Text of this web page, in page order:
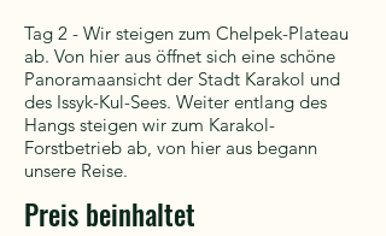
Tag 2 - Wir steigen zum Chelpek-Plateau
ab. Von hier aus öffnet sich eine schöne
Panoramaansicht der Stadt Karakol und
des Issyk-Kul-Sees. Weiter entlang des
Hangs steigen wir zum Karakol-
Forstbetrieb ab, von hier aus begann
unsere Reise.
Preis beinhaltet